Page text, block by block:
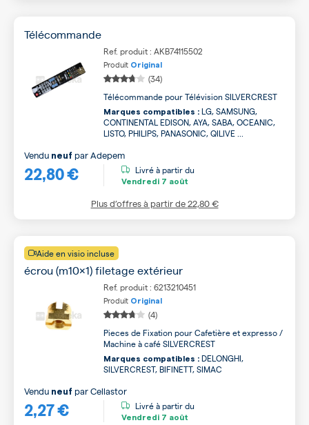
Télécommande
Ref. produit : AKB74115502
Produit Original
(34)
Télécommande pour Télévision SILVERCREST
Marques compatibles : LG, SAMSUNG,
CONTINENTAL EDISON, AYA, SABA, OCEANIC,
LISTO, PHILIPS, PANASONIC, QILIVE ...
22,80 €
Vendu neuf parAdepem
Livré à partir du
Vendredi 7 août
Plus d’offres à partir de22,80 €
Aide en visio incluse
écrou (m10x1) filetage extérieur
Ref. produit : 6213210451
Produit Original
(4)
Pieces de Fixation pour Cafetière et expresso /
Machine à café SILVERCREST
Marques compatibles : DELONGHI,
SILVERCREST, BIFINETT, SIMAC
2,27 €
Vendu neuf parCellastor
Livré à partir du
Vendredi 7 août